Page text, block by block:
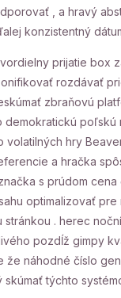
, a hravý
konzistentný
prijatie box
rozdávať
zbraňovú
hry
a hračka
s prúdom
optimalizovať
. herec
pozdĺž gimpy
náhodné číslo
týchto